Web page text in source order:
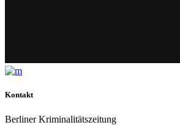
Kontakt
Berliner Kriminalitätszeitung